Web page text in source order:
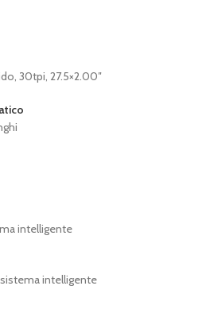
30tpi, 27.5×2.00″
intelligente
intelligente